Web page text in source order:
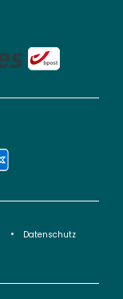
Datenschutz